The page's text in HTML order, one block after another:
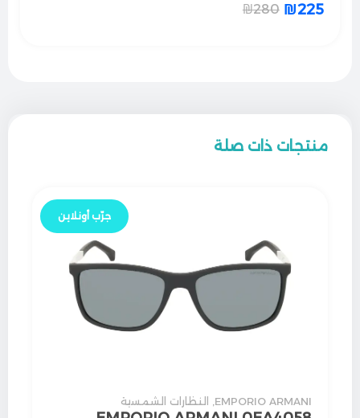
₪280 ₪225
منتجات ذات صلة
EMPORIO ARMANI
, النظارات الشمسية
جرّب أونلاين